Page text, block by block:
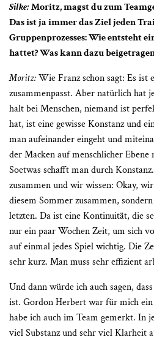
Silke:Moritz, magst du zum
Das ist ja immer das Ziel jeden
Gruppenprozesses: Wie entsteht
hattet? Was kann dazu
Moritz:Wie Franz schon sagt: Es ist
zusammenpasst. Aber natürlich hat
halt bei Menschen, niemand ist
hat, ist eine gewisse Konstanz und
man aufeinander eingeht und
der Mackenauf menschlicher
Soetwas schafft man durch
zusammen und wir wissen: Okay,
diesem Sommer zusammen,
letzten. Da ist eine Kontinuität, die
nur ein paar Wochen Zeit, um sich
auf einmal jedes Spiel wichtig. Die
sehr kurz. Man muss sehr effizient
Und dann würde ich auch sagen,
ist. Gordon Herbert war für mich ein
habe ich auch im Team gemerkt. In
viel Substanz und sehr viel Klarheit